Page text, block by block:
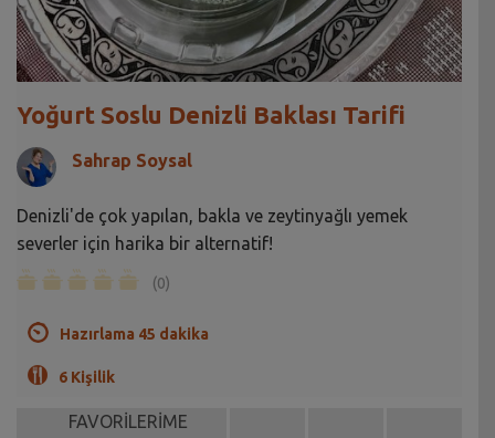
Yoğurt Soslu Denizli Baklası Tarifi
Sahrap Soysal
Denizli'de çok yapılan, bakla ve zeytinyağlı yemek
severler için harika bir alternatif!
(0)
Hazırlama 45 dakika
6 Kişilik
FAVORİLERİME